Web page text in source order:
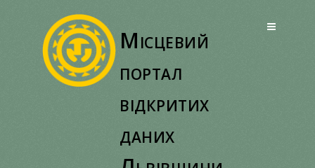
Місцевий
портал
відкритих
даних